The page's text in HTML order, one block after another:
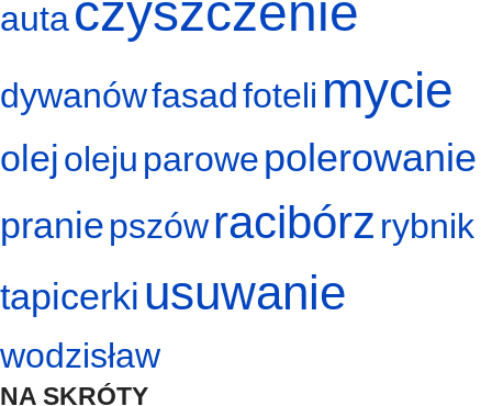
autaczyszczenie
dywanówfasadfoteli mycie
olejoleju parowepolerowanie
praniepszówracibórz rybnik
tapicerki usuwanie
wodzisław
NA SKRÓTY